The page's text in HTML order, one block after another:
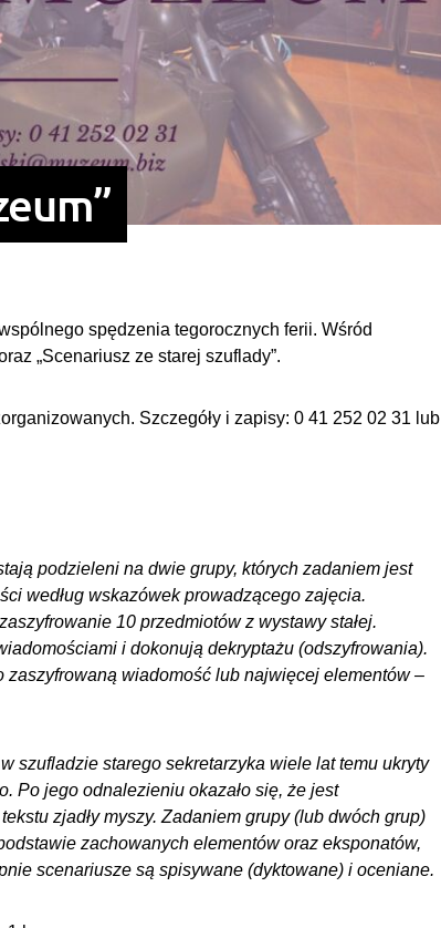
spędzenia tegorocznych ferii. Wśród
„Scenariusz ze starej szuflady”.
Szczegóły i zapisy: 0 41 252 02 31 lub
podzieleni na dwie grupy, których zadaniem jest
według wskazówek prowadzącego zajęcia.
10 przedmiotów z wystawy stałej.
i dokonują dekryptażu (odszyfrowania).
zaszyfrowaną wiadomość lub najwięcej elementów –
szufladzie starego sekretarzyka wiele lat temu ukryty
Po jego odnalezieniu okazało się, że jest
zjadły myszy. Zadaniem grupy (lub dwóch grup)
zachowanych elementów oraz eksponatów,
scenariusze są spisywane (dyktowane) i oceniane.